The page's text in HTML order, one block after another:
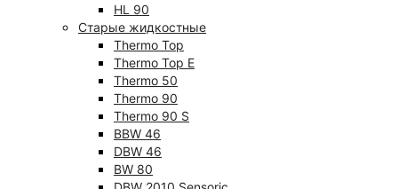
HL 90
Старые жидкостные
Thermo Top
Thermo Top E
Thermo 50
Thermo 90
Thermo 90 S
BBW 46
DBW 46
BW 80